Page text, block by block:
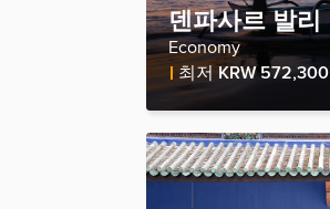
덴파사르 발리
Economy
Fare Price
최저KRW 572,300